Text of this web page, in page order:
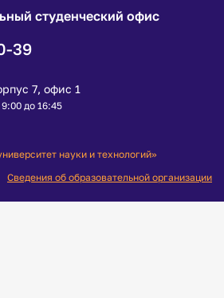
студенческий офис
39
7, офис 1
до 16:45
науки и технологий»
Сведения об образовательной организации